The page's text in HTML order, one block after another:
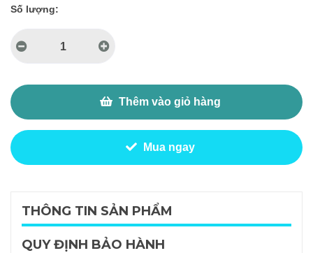
Số lượng:
Thêm vào giỏ hàng
Mua ngay
THÔNG TIN SẢN PHẨM
QUY ĐỊNH BẢO HÀNH